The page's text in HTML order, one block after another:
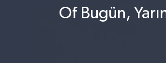
Of Bugün,